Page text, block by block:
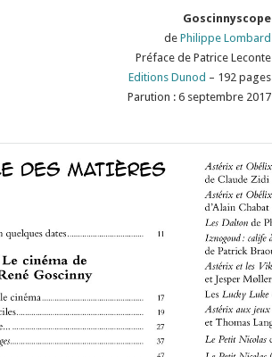
Goscinnyscope
de Philippe Lombard
Préface de Patrice Leconte
Editions Dunod – 192 pages
Parution : 6 septembre 2017